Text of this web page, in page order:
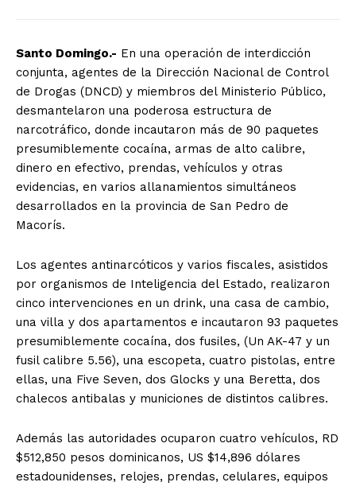
Santo Domingo.- En una operación de interdicción
conjunta, agentes de la Dirección Nacional de Control
de Drogas (DNCD) y miembros del Ministerio Público,
desmantelaron una poderosa estructura de
narcotráfico, donde incautaron más de 90 paquetes
presumiblemente cocaína, armas de alto calibre,
dinero en efectivo, prendas, vehículos y otras
evidencias, en varios allanamientos simultáneos
desarrollados en la provincia de San Pedro de
Macorís.
Los agentes antinarcóticos y varios fiscales, asistidos
por organismos de Inteligencia del Estado, realizaron
cinco intervenciones en un drink, una casa de cambio,
una villa y dos apartamentos e incautaron 93 paquetes
presumiblemente cocaína, dos fusiles, (Un AK-47 y un
fusil calibre 5.56), una escopeta, cuatro pistolas, entre
ellas, una Five Seven, dos Glocks y una Beretta, dos
chalecos antibalas y municiones de distintos calibres.
Además las autoridades ocuparon cuatro vehículos, RD
$512,850 pesos dominicanos, US $14,896 dólares
estadounidenses, relojes, prendas, celulares, equipos